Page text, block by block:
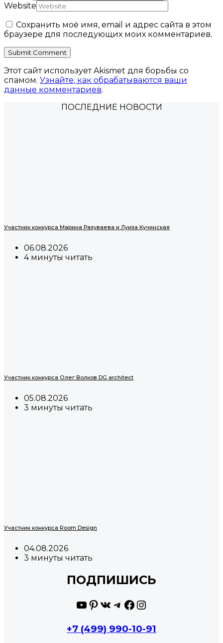
Website
Сохранить моё имя, email и адрес сайта в этом
браузере для последующих моих комментариев.
Этот сайт использует Akismet для борьбы со
спамом. Узнайте, как обрабатываются ваши
данные комментариев.
ПОСЛЕДНИЕ НОВОСТИ
Участник конкурса Марина Разуваева и Луиза Кучинская
06.08.2026
4 минуты читать
Участник конкурса Олег Волков DG architect
05.08.2026
3 минуты читать
Участник конкурса Room Design
04.08.2026
3 минуты читать
ПОДПИШИСЬ
YouTube
Pinterest
ВКонтакте
Telegram
Facebook
Instagram
+7 (499) 990-10-91